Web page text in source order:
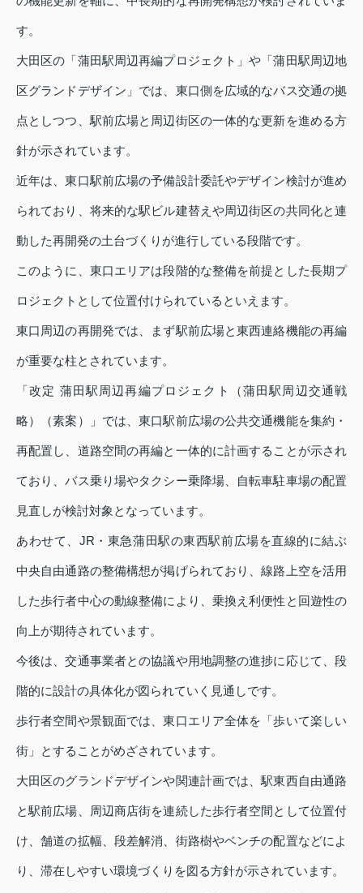
す。
大田区の「蒲田駅周辺再編プロジェクト」や「蒲田駅周辺地
区グランドデザイン」では、東口側を広域的なバス交通の拠
点としつつ、駅前広場と周辺街区の一体的な更新を進める方
針が示されています。
近年は、東口駅前広場の予備設計委託やデザイン検討が進め
られており、将来的な駅ビル建替えや周辺街区の共同化と連
動した再開発の土台づくりが進行している段階です。
このように、東口エリアは段階的な整備を前提とした長期プ
ロジェクトとして位置付けられているといえます。
東口周辺の再開発では、まず駅前広場と東西連絡機能の再編
が重要な柱とされています。
「改定 蒲田駅周辺再編プロジェクト（蒲田駅周辺交通戦
略）（素案）」では、東口駅前広場の公共交通機能を集約・
再配置し、道路空間の再編と一体的に計画することが示され
ており、バス乗り場やタクシー乗降場、自転車駐車場の配置
見直しが検討対象となっています。
あわせて、JR・東急蒲田駅の東西駅前広場を直線的に結ぶ
中央自由通路の整備構想が掲げられており、線路上空を活用
した歩行者中心の動線整備により、乗換え利便性と回遊性の
向上が期待されています。
今後は、交通事業者との協議や用地調整の進捗に応じて、段
階的に設計の具体化が図られていく見通しです。
歩行者空間や景観面では、東口エリア全体を「歩いて楽しい
街」とすることがめざされています。
大田区のグランドデザインや関連計画では、駅東西自由通路
と駅前広場、周辺商店街を連続した歩行者空間として位置付
け、舗道の拡幅、段差解消、街路樹やベンチの配置などによ
り、滞在しやすい環境づくりを図る方針が示されています。